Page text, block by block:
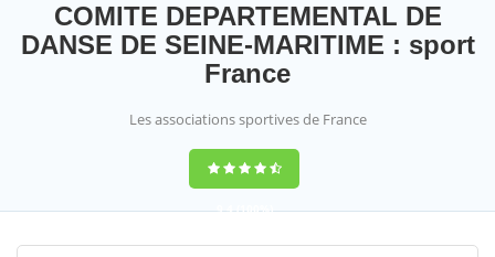
COMITE DEPARTEMENTAL DE
DANSE DE SEINE-MARITIME : sport
France
Les associations sportives de France
9,4(100%)
14358votes